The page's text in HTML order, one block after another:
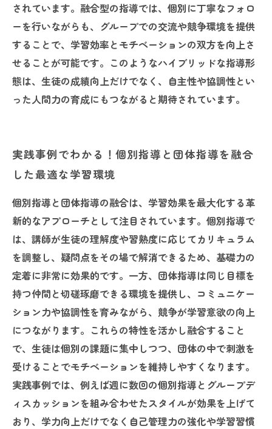
されています。融合型の指導では、個別に丁寧なフォロ
ーを行いながらも、グループでの交流や競争環境を提供
することで、学習効率とモチベーションの双方を向上さ
せることが可能です。このようなハイブリッドな指導形
態は、生徒の成績向上だけでなく、自主性や協調性とい
った人間力の育成にもつながると期待されています。
実践事例でわかる！個別指導と団体指導を融合
した最適な学習環境
個別指導と団体指導の融合は、学習効果を最大化する革
新的なアプローチとして注目されています。個別指導で
は、講師が生徒の理解度や習熟度に応じてカリキュラム
を調整し、疑問点をその場で解消できるため、基礎力の
定着に非常に効果的です。一方、団体指導は同じ目標を
持つ仲間と切磋琢磨できる環境を提供し、コミュニケー
ション力や協調性を育みながら、競争が学習意欲の向上
につながります。これらの特性を活かし融合すること
で、生徒は個別の課題に集中しつつ、団体の中で刺激を
受けることでモチベーションを維持しやすくなります。
実践事例では、例えば週に数回の個別指導とグループデ
ィスカッションを組み合わせたスタイルが効果を上げて
おり、学力向上だけでなく自己管理力の強化や学習習慣